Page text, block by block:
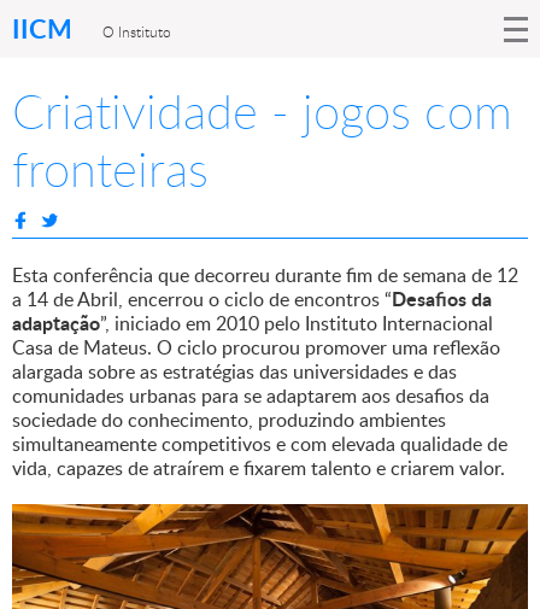
IICM O Instituto
Criatividade - jogos com
fronteiras
Esta conferência que decorreu durante fim de semana de 12
a 14 de Abril, encerrou o ciclo de encontros “Desafios da
adaptação”, iniciado em 2010 pelo Instituto Internacional
Casa de Mateus. O ciclo procurou promover uma reflexão
alargada sobre as estratégias das universidades e das
comunidades urbanas para se adaptarem aos desafios da
sociedade do conhecimento, produzindo ambientes
simultaneamente competitivos e com elevada qualidade de
vida, capazes de atraírem e fixarem talento e criarem valor.